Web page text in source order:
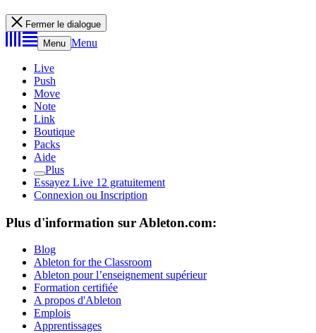
Fermer le dialogue
Menu Menu
Live
Push
Move
Note
Link
Boutique
Packs
Aide
Plus
Essayez Live 12 gratuitement
Connexion ou Inscription
Plus d'information sur Ableton.com:
Blog
Ableton for the Classroom
Ableton pour l’enseignement supérieur
Formation certifiée
A propos d'Ableton
Emplois
Apprentissages